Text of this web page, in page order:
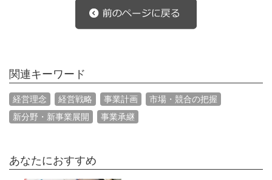
関連キーワード
経営理念 経営戦略 事業計画
市場・競合の把握
新分野・新事業展開
事業承継
あなたにおすすめ